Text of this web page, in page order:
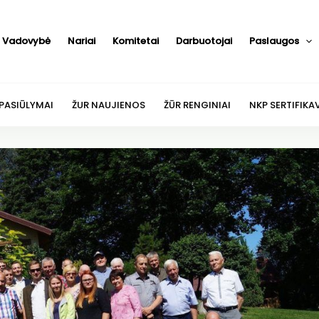
Vadovybė Nariai Komitetai Darbuotojai Paslaugos
ŽUR NAUJIENOS ŽŪR RENGINIAI NKP